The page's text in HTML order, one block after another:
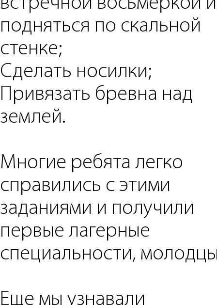
подняться по скальной
стенке;
Сделать носилки;
Привязать бревна над
землей.
Многие ребята легко
справились с этими
заданиями и получили
первые лагерные
специальности,
Еще мы узнавали